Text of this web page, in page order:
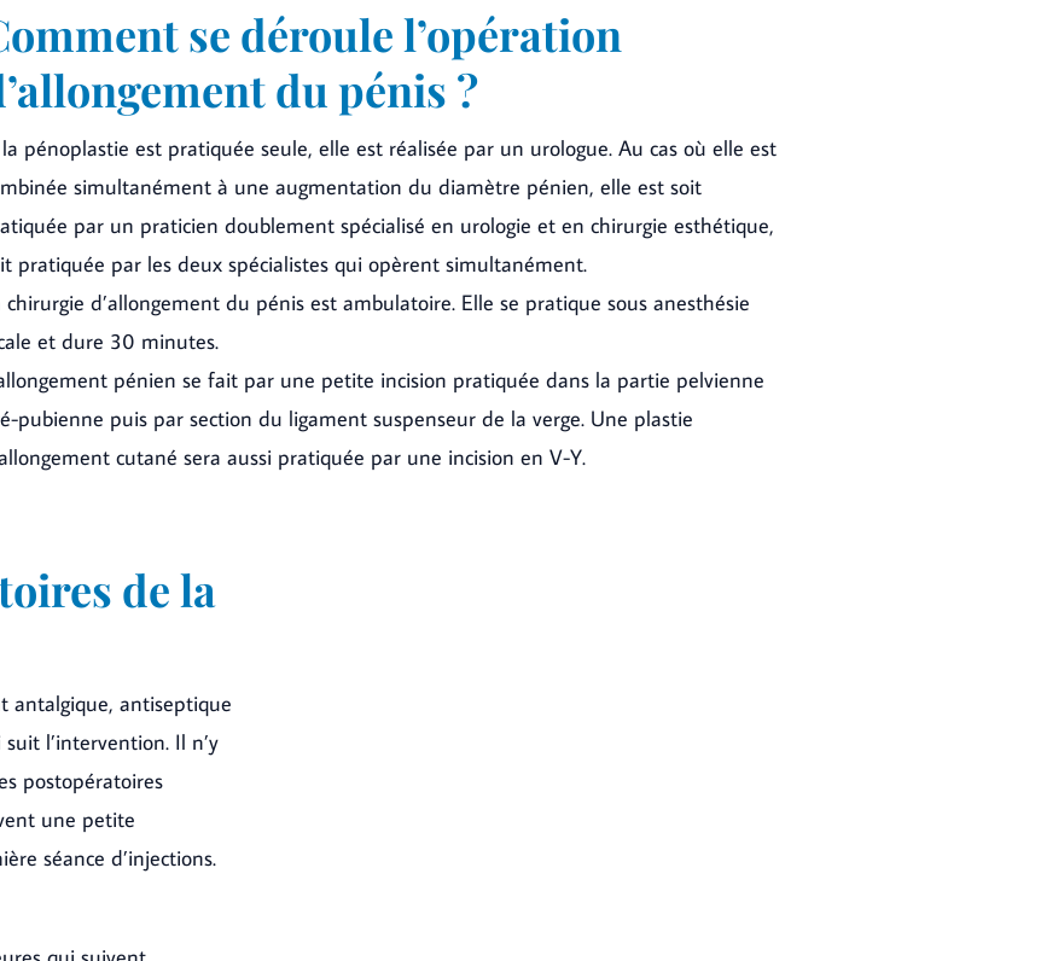
se déroule l’opération
du pénis ?
pénoplastie est pratiquée seule, elle est réalisée par un urologue. Au cas où elle est
simultanément à une augmentation du diamètre pénien, elle est soit
par un praticien doublement spécialisé en urologie et en chirurgie esthétique,
pratiquée par les deux spécialistes qui opèrent simultanément.
chirurgie d’allongement du pénis est ambulatoire. Elle se pratique sous anesthésie
et dure 30 minutes.
pénien se fait par une petite incision pratiquée dans la partie pelvienne
pubienne puis par section du ligament suspenseur de la verge. Une plastie
cutané sera aussi pratiquée par une incision en V-Y.
de la
antalgique, antiseptique
l’intervention. Il n’y
postopératoires
une petite
séance d’injections.